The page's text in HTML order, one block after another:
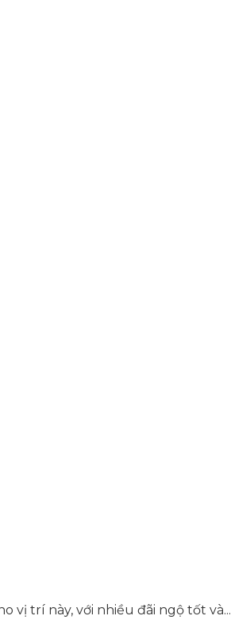
vị trí này, với nhiều đãi ngộ tốt và...